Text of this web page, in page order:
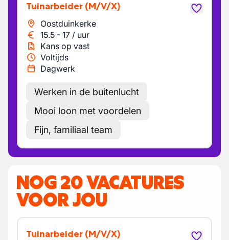
Tuinarbeider (M/V/X)
Oostduinkerke
15.5 - 17 / uur
Kans op vast
Voltijds
Dagwerk
Werken in de buitenlucht
Mooi loon met voordelen
Fijn, familiaal team
NOG 20 VACATURES
VOOR JOU
Tuinarbeider (M/V/X)